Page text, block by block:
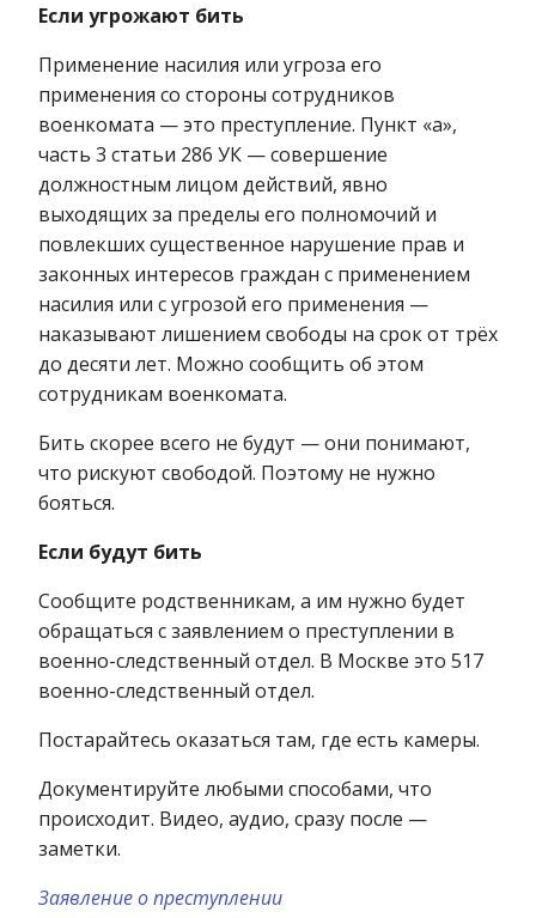
Если угрожают бить
Применение насилия или угроза его
применения со стороны сотрудников
военкомата — это преступление. Пункт «а»,
часть 3 статьи 286 УК — совершение
должностным лицом действий, явно
выходящих за пределы его полномочий и
повлекших существенное нарушение прав и
законных интересов граждан с применением
насилия или с угрозой его применения —
наказывают лишением свободы на срок от трёх
до десяти лет. Можно сообщить об этом
сотрудникам военкомата.
Бить скорее всего не будут — они понимают,
что рискуют свободой. Поэтому не нужно
бояться.
Если будут бить
Сообщите родственникам, а им нужно будет
обращаться с заявлением о преступлении в
военно-следственный отдел. В Москве это 517
военно-следственный отдел.
Постарайтесь оказаться там, где есть камеры.
Документируйте любыми способами, что
происходит. Видео, аудио, сразу после —
заметки.
Заявление о преступлении